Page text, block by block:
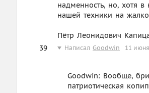
надменность, но, хотя
нашей техники на
Пётр Леонидович
39
Написал Goodwin 11
Goodwin: Вообще,
патриотическая